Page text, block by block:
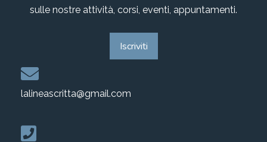
sulle nostre attività, corsi, eventi, appuntamenti.
Iscriviti
lalineascritta@gmail.com